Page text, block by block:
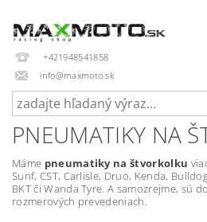
+421948541858
info@maxmoto.sk
PNEUMATIKY NA
Máme pneumatiky na štvorkolku
Sunf, CST, Carlisle, Druo, Kenda,
BKT či Wanda Tyre. A samozrejme, sú
rozmerových prevedeniach.